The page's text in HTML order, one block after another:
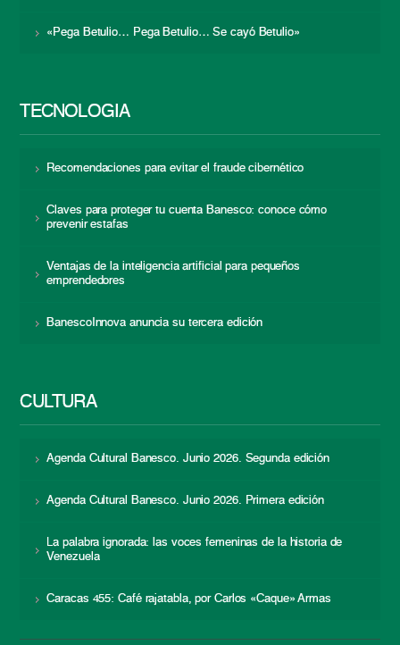
«Pega Betulio… Pega Betulio… Se cayó Betulio»
TECNOLOGÍA
Recomendaciones para evitar el fraude cibernético
Claves para proteger tu cuenta Banesco: conoce cómo
prevenir estafas
Ventajas de la inteligencia artificial para pequeños
emprendedores
BanescoInnova anuncia su tercera edición
CULTURA
Agenda Cultural Banesco. Junio 2026. Segunda edición
Agenda Cultural Banesco. Junio 2026. Primera edición
La palabra ignorada: las voces femeninas de la historia de
Venezuela
Caracas 455: Café rajatabla, por Carlos «Caque» Armas